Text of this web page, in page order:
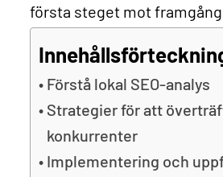
första steget mot framgång.
Förstå lokal SEO-analys
Strategier för att
konkurrenter
Implementering och